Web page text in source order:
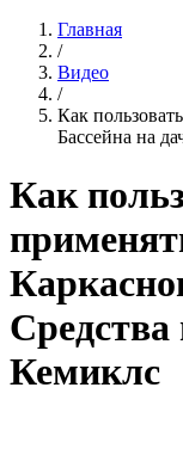
Главная
/
Видео
/
Как
Бассейна на
Как
Кемиклс